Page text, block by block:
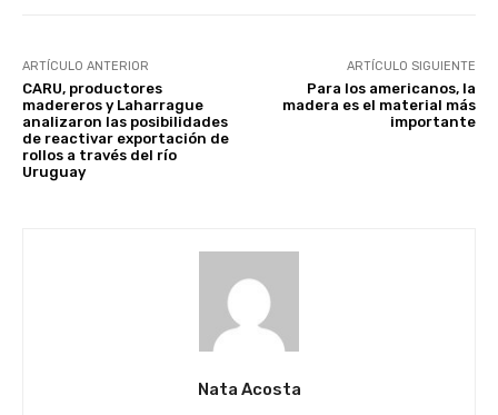
ARTÍCULO ANTERIOR
CARU, productores
madereros y Laharrague
analizaron las posibilidades
de reactivar exportación de
rollos a través del río
Uruguay
ARTÍCULO SIGUIENTE
Para los americanos, la
madera es el material más
importante
Nata Acosta